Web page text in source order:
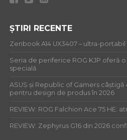
ȘTIRI RECENTE
Zenbook A14 UX3407 – ultra-
Seria de periferice ROG KJP oferă
specială
ASUS și Republic of Gamers
pentru design de produs în 2026
REVIEW: ROG Falchion Ace 75 HE:
REVIEW: Zephyrus G16 din 2026